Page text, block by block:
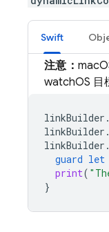
Swift
注意：
watchOS 目
linkBuilder .
linkBuilder .
linkBuilder .
guard let
print(
}